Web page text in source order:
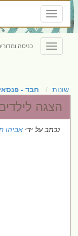
Toggle
navigation
Toggle
navigation
כניסה ומדורים
שונות חבד - פנסאים
הצגה לילדים
נכתב על ידיאביהו ח| 16/2/2025